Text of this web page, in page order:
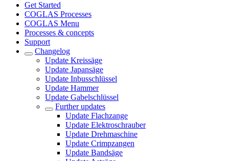
Get Started
COGLAS Processes
COGLAS Menu
Processes & concepts
Support
Changelog
Update Kreissäge
Update Japansäge
Update Inbusschlüssel
Update Hammer
Update Gabelschlüssel
Further updates
Update Flachzange
Update Elektroschrauber
Update Drehmaschine
Update Crimpzangen
Update Bandsäge